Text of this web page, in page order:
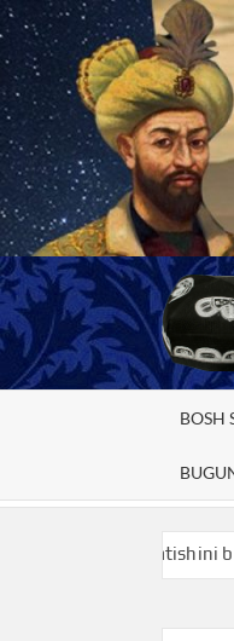
Skip
to
content
BOSH
anglatishini bilasizmi